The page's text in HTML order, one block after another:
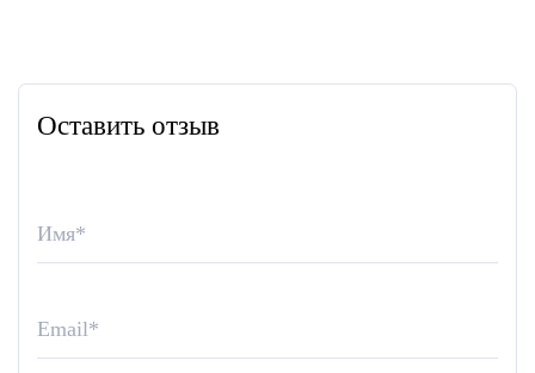
Оставить отзыв
Имя*
Email*